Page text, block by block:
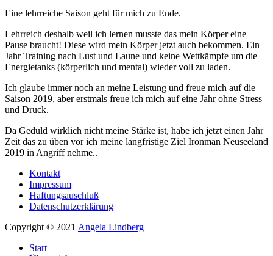
Eine lehrreiche Saison geht für mich zu Ende.
Lehrreich deshalb weil ich lernen musste das mein Körper eine
Pause braucht! Diese wird mein Körper jetzt auch bekommen. Ein
Jahr Training nach Lust und Laune und keine Wettkämpfe um die
Energietanks (körperlich und mental) wieder voll zu laden.
Ich glaube immer noch an meine Leistung und freue mich auf die
Saison 2019, aber erstmals freue ich mich auf eine Jahr ohne Stress
und Druck.
Da Geduld wirklich nicht meine Stärke ist, habe ich jetzt einen Jahr
Zeit das zu üben vor ich meine langfristige Ziel Ironman Neuseeland
2019 in Angriff nehme..
Kontakt
Impressum
Haftungsauschluß
Datenschutzerklärung
Copyright © 2021 Angela Lindberg
Start